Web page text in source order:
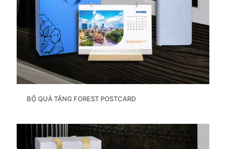
BỘ QUÀ TẶNG FOREST POSTCARD